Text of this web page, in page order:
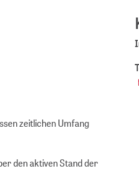
zeitlichen Umfang
den aktiven Stand der